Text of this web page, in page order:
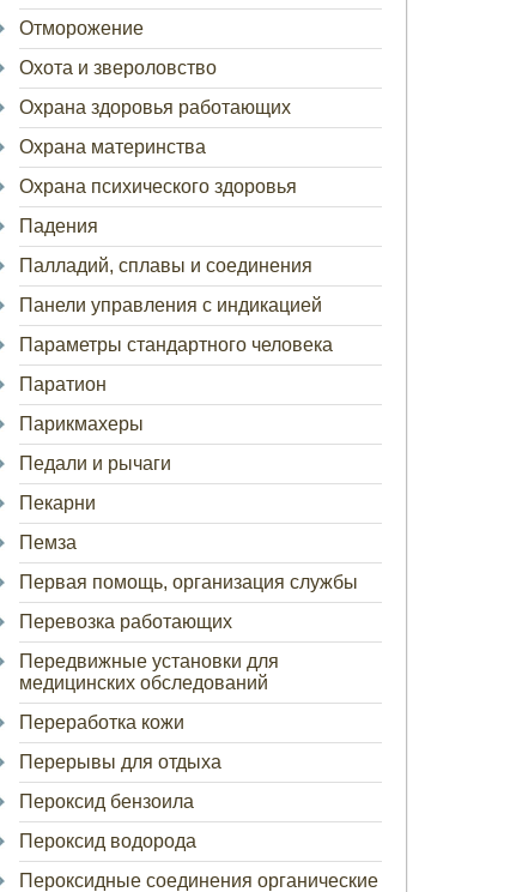
Отморожение
Охота и звероловство
Охрана здоровья работающих
Охрана материнства
Охрана психического здоровья
Падения
Палладий, сплавы и соединения
Панели управления с индикацией
Параметры стандартного человека
Паратион
Парикмахеры
Педали и рычаги
Пекарни
Пемза
Первая помощь, организация службы
Перевозка работающих
Передвижные установки для
медицинских обследований
Переработка кожи
Перерывы для отдыха
Пероксид бензоила
Пероксид водорода
Пероксидные соединения органические